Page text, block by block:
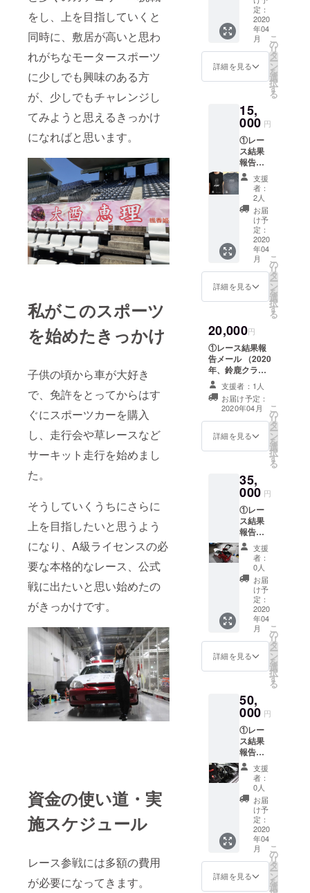
をし、上を目指していくと
同時に、敷居が高いと思わ
れがちなモータースポーツ
に少しでも興味のある方
が、少しでもチャレンジし
てみようと思えるきっかけ
になればと思います。
私がこのスポーツ
を始めたきっかけ
子供の頃から車が大好き
で、免許をとってからはす
ぐにスポーツカーを購入
し、走行会や草レースなど
サーキット走行を始めまし
た。
そうしていくうちにさらに
上を目指したいと思うよう
になり、A級ライセンスの必
要な本格的なレース、公式
戦に出たいと思い始めたの
がきっかけです。
資金の使い道・実
施スケジュール
レース参戦には多額の費用
が必要になってきます。
テッ
カー
レース
および
KYOJO
CUP参
戦時1戦
ごとの
終了
後、
にて結
果をご
報告さ
せてい
ただき
ま
す。）
②直筆
お礼お
手紙 ③
オリジ
ナルス
テッ
カー ④
オリジ
ナル
キーホ
定：
2020
年04
月
詳細を見る
こ
の
リ
タ
ー
ン
を
選
択
す
る
15,
000 円
①レー
ス結果
報告
メール
（2020
年、鈴
鹿クラ
ブマン
および
KYOJO
CUP参
戦時1戦
ごとの
終了
後、
メール
果をご
報告さ
せてい
ただき
ま
す。）
②直筆
お礼お
手紙 ③
ナルス
テッ
ナル
キーホ
ルダー
⑤オリ
ジナルT
シャツ
（Tシャ
ツはメ
ンズサ
イズで
す。色
は黒・
青・赤
よりお
選びい
ます。
ご希望
よびサ
イズを
S,M,L,
の中か
らお選
びいた
だき、
お申し
込み時
のオプ
ション
にてご
入力く
ださ
い。）
支援
者：
2人
お届
け予
定：
2020
年04
月
詳細を見る
こ
の
リ
タ
ー
ン
を
選
択
す
る
20,000円
①レース結果報
告メール （2020
年、鈴鹿クラブ
マンおよび
KYOJO CUP参
戦時1戦ごとの終
了後、メールに
て結果をご報告
させていただき
ルキーホルダー
⑤オリジナルT
シャツ （Tシャ
ツはメンズサイ
ズです。色は
黒・青・赤より
お選びいただけ
ます。ご希望の
色およびサイズ
をS,M,L,の中か
らお選びいただ
き、お申し込み
時のオプション
にてご入力くだ
マシンへのお名
前（ニックネー
（1戦のみとなり
ます。サイズは
A4以下となりま
す。貼付ステッ
カーはこちらで
ご用意させてい
ただきます。必
ず備考欄にご希
望のお名前をご
記入していただ
くか、ロゴ等の
データの場合
メールでの打ち
合わせとなり、
その旨を備考欄
い。マシンのお
好きな位置に貼
支援者：1人
お届け予定：
2020年04月
詳細を見る
こ
の
リ
タ
ー
ン
を
選
択
す
る
35,
000 円
①レー
ス結果
報告
メール
（2020
年、鈴
鹿クラ
ブマン
および
KYOJO
CUP参
戦時1戦
ごとの
終了
後、
メール
果をご
報告さ
せてい
ただき
ま
す。）
②直筆
お礼お
手紙 ③
オリジ
ナルス
テッ
カー ④
オリジ
ナル
キーホ
ルダー
支援
者：
0人
お届
け予
定：
2020
年04
月
詳細を見る
こ
の
リ
タ
ー
ン
を
選
択
す
る
50,
000 円
①レー
ス結果
報告
メール
（2020
年、鈴
鹿クラ
ブマン
および
KYOJO
CUP参
戦時1戦
ごとの
終了
後、
支援
者：
0人
お届
け予
定：
2020
年04
月
詳細を見る
こ
の
リ
タ
ー
ン
を
選